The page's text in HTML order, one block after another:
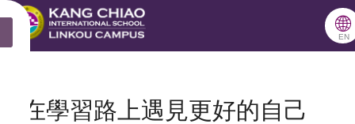
🌐
EN
在學習路上遇見更好的自己